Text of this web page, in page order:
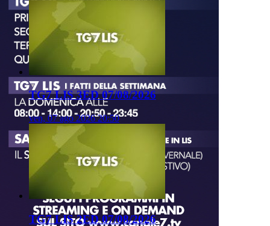
TG7 LIS 3ED 07/08/2026
ven, 07 ago 2026 20:50
TG7 LIS 2ED 07/08/2026